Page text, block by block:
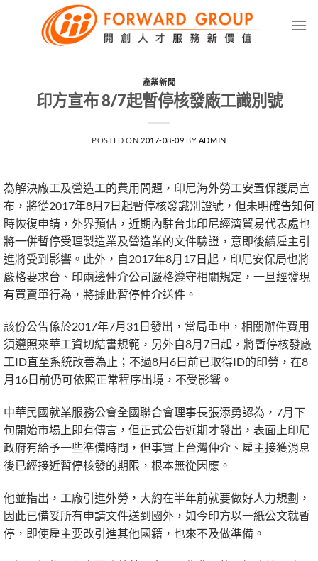
產業新聞
印方宣布 8/7起暫停核發廠工識別號
POSTED ON 2017-08-09 BY ADMIN
為解決廠工及營造工的費用問題，印尼海外勞工安置保護局宣
布，將從2017年8月7日起暫停核發識別證號，但未明確告知何
時恢復申請，外界預估，近期內駐台北印尼經濟貿易代表處也
將一併暫停受理製造業及營造業的文件驗證，意即後續雇主引
進將受到影響。此外，自2017年8月17日起，印尼安保局也將
嚴格要求台、印兩邊仲介公司嚴格遵守相關規定，一旦經發現
有買賣單行為，將據此暫停仲介送件。
該份公告係於2017年7月31日發出，當局重申，相關辦件費用
須遵照來華工資切結書規範，另外自8月7日起，將暫停核發廠
工ID直至系統改善為止；不過8月6日前已取得ID的印勞，在8
月16日前仍可依照正常程序出境，不受影響。
中華民國就業服務公會全國聯合會理事長張添勇認為，7月下
旬開始市場上即有傳言，但正式公告近期才發出，表面上印尼
政府有給予一些準備時間，但事實上台灣仲介、雇主接獲消息
後已經接近暫停核發的期限，根本無從因應。
他並指出，工廠引進外勞，大約在半年前就要做好人力規劃，
因此已備妥所有申請文件送到國外，如今印方以一紙公文就暫
停，即使雇主要改引進其他國籍，也來不及做準備。